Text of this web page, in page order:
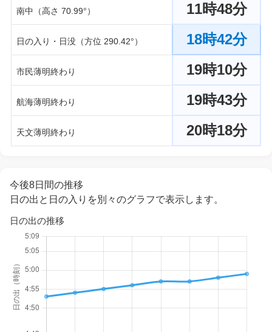
南中（高さ 70.99°） 11時48分
日の入り・日没（方位 290.42°） 18時42分
市民薄明終わり 19時10分
航海薄明終わり 19時43分
天文薄明終わり 20時18分
今後8日間の推移
日の出と日の入りを別々のグラフで表示します。
日の出の推移